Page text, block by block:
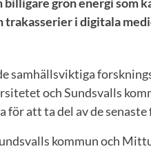
trakasserier i digitala
samhällsviktiga
och Sundsvalls
för att ta del av de
kommun och